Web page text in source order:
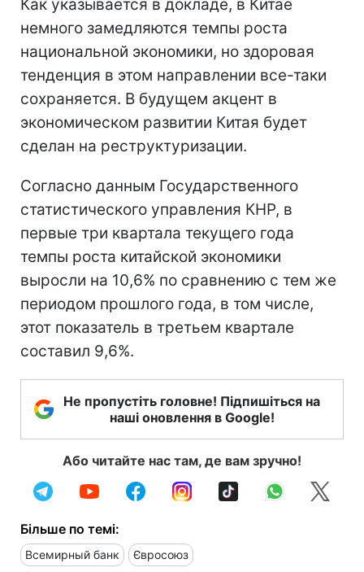
Как указывается в докладе, в Китае
немного замедляются темпы роста
национальной экономики, но здоровая
тенденция в этом направлении все-таки
сохраняется. В будущем акцент в
экономическом развитии Китая будет
сделан на реструктуризации.
Согласно данным Государственного
статистического управления КНР, в
первые три квартала текущего года
темпы роста китайской экономики
выросли на 10,6% по сравнению с тем же
периодом прошлого года, в том числе,
этот показатель в третьем квартале
составил 9,6%.
Не пропустіть головне! Підпишіться на
наші оновлення в Google!
Або читайте нас там, де вам зручно!
Більше по темі:
Всемирный банк Євросоюз